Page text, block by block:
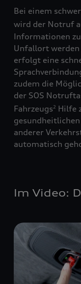
Bei einem
wird der Notruf
Informationen
Unfallort
erfolgt eine
zudem die
der SOS
Fahrzeugs2 Hilfe
anderer
automatisch
Im Video: